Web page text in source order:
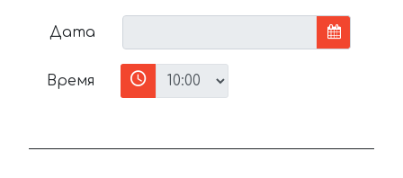
Дата
Время